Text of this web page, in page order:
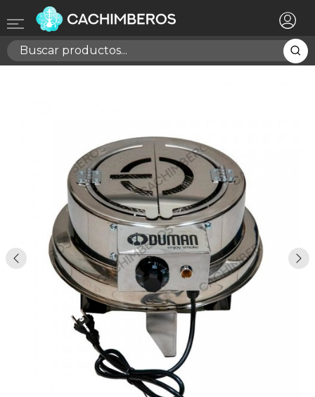
Registrarse ×
Necesitas hacer login para guardar productos en tu
Cancelar